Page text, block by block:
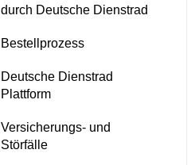
durch Deutsche Dienstrad
Bestellprozess
Deutsche Dienstrad
Plattform
Versicherungs- und
Störfälle